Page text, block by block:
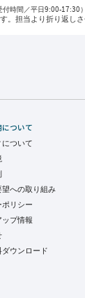
付時間／平日9:00-17:30）
。 担当より折り返しさ
ついて
ついて
望への取り組み
リシー
プ情報
ウンロード